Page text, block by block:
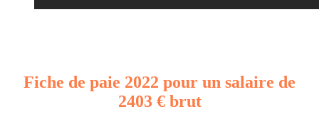
Fiche de paie 2022 pour un salaire de
2403 € brut